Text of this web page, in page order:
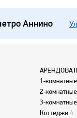
Аннино
1-комнатные
2-комнатные
3-комнатные
Коттеджи4